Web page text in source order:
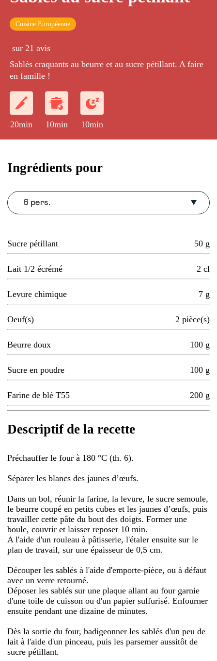
Cuisine Européenne
sur 21 avis
Sablés craquants au beurre et au sucre pétillant. A faire
en famille !
20min 10min 10min
Ingrédients pour
6 pers.
Sucre pétillant 50 g
Lait 1/2 écrémé 2 cl
Levure chimique 7 g
Oeuf(s) 2 pièce(s)
Beurre doux 100 g
Sucre en poudre 100 g
Farine de blé T55 200 g
Descriptif de la recette
Préchauffer le four à 180 °C (th. 6).
Séparer les blancs des jaunes d’œufs.
Dans un bol, réunir la farine, la levure, le sucre semoule,
le beurre coupé en petits cubes et les jaunes d’œufs, puis
travailler cette pâte du bout des doigts. Former une
boule, couvrir et laisser reposer 10 min.
A l'aide d'un rouleau à pâtisserie, l'étaler ensuite sur le
plan de travail, sur une épaisseur de 0,5 cm.
Découper les sablés à l'aide d'emporte-pièce, ou à défaut
avec un verre retourné.
Déposer les sablés sur une plaque allant au four garnie
d'une toile de cuisson ou d'un papier sulfurisé. Enfourner
ensuite pendant une dizaine de minutes.
Dès la sortie du four, badigeonner les sablés d'un peu de
lait à l'aide d'un pinceau, puis les parsemer aussitôt de
sucre pétillant.